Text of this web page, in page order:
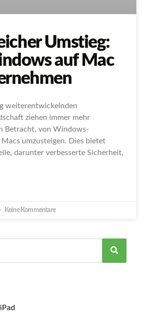
Umstieg:
auf Mac
weiterentwickelnden
ziehen immer mehr
Betracht, von Windows-
umzusteigen. Dies bietet
darunter verbesserte Sicherheit,
Keine Kommentare